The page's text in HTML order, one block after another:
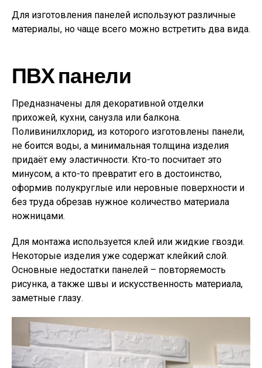
Для изготовления панелей используют различные
материалы, но чаще всего можно встретить два вида.
ПВХ панели
Предназначены для декоративной отделки
прихожей, кухни, санузла или балкона.
Поливинилхлорид, из которого изготовлены панели,
не боится воды, а минимальная толщина изделия
придаёт ему эластичности. Кто-то посчитает это
минусом, а кто-то превратит его в достоинство,
оформив полукруглые или неровные поверхности и
без труда обрезав нужное количество материала
ножницами.
Для монтажа используется клей или жидкие гвозди.
Некоторые изделия уже содержат клейкий слой.
Основные недостатки панелей – повторяемость
рисунка, а также швы и искусственность материала,
заметные глазу.